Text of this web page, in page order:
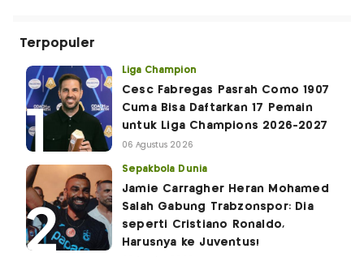
Terpopuler
Liga Champion
Cesc Fabregas Pasrah Como 1907
Cuma Bisa Daftarkan 17 Pemain
untuk Liga Champions 2026-2027
06 Agustus 2026
Sepakbola Dunia
Jamie Carragher Heran Mohamed
Salah Gabung Trabzonspor: Dia
seperti Cristiano Ronaldo,
Harusnya ke Juventus!